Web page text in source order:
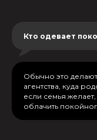
Кто одевает
Обычно это
агентства, куда
если семья
облачить